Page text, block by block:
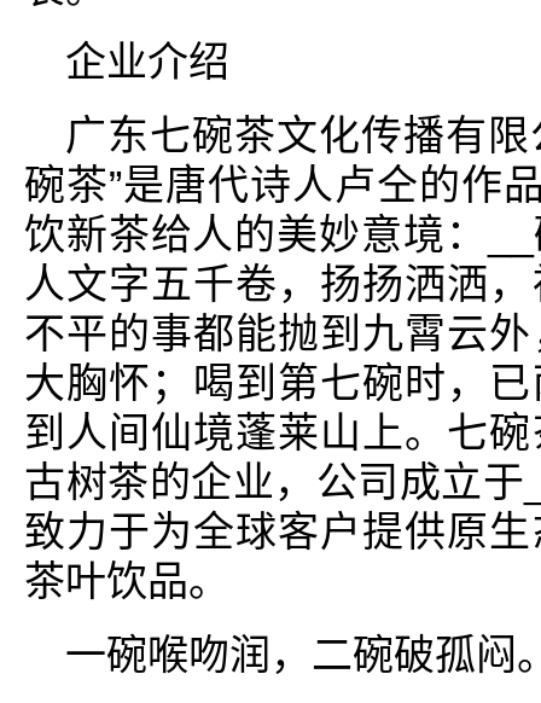
企业介绍
广东七碗茶文化传播有限
碗茶”是唐代诗人卢仝的作
饮新茶给人的美妙意境：
人文字五千卷，扬扬洒洒
不平的事都能抛到九霄云
大胸怀；喝到第七碗时，
到人间仙境蓬莱山上。七
古树茶的企业，公司成立
致力于为全球客户提供原
茶叶饮品。
一碗喉吻润，二碗破孤闷